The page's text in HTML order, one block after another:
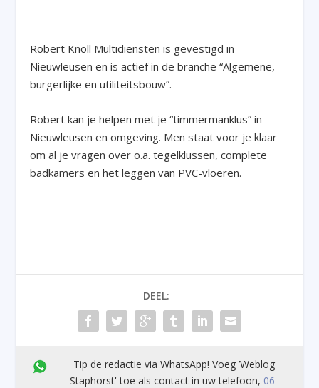
Robert Knoll Multidiensten is gevestigd in
Nieuwleusen en is actief in de branche “Algemene,
burgerlijke en utiliteitsbouw”.
Robert kan je helpen met je “timmermanklus” in
Nieuwleusen en omgeving. Men staat voor je klaar
om al je vragen over o.a. tegelklussen, complete
badkamers en het leggen van PVC-vloeren.
DEEL:
Tip de redactie via WhatsApp! Voeg ’Weblog
Staphorst' toe als contact in uw telefoon, 06-